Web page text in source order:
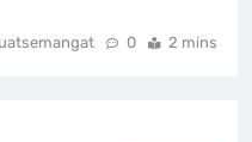
0 2 mins